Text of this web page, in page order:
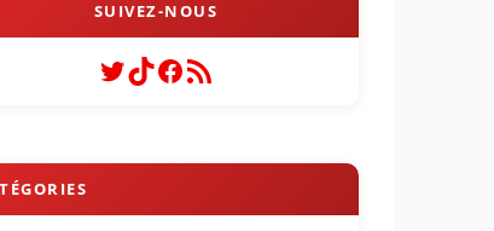
Twitter
TikTok
Facebook
Flux RSS